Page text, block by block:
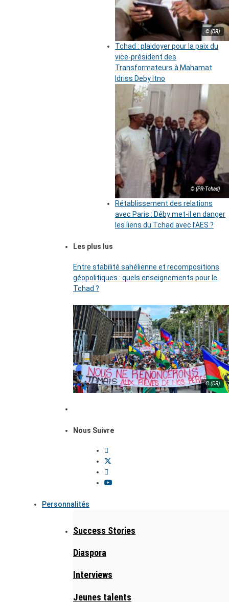
© (DR)
Tchad : plaidoyer pour la paix du
vice-président des
Transformateurs à Mahamat
Idriss Deby Itno
© (PR-Tchad)
Rétablissement des relations
avec Paris : Déby met-il en danger
les liens du Tchad avec l’AES ?
Les plus lus
Entre stabilité sahélienne et recompositions
géopolitiques : quels enseignements pour le
Tchad ?
© (DR)
Nous Suivre
Personnalités
Success Stories
Diaspora
Interviews
Jeunes talents